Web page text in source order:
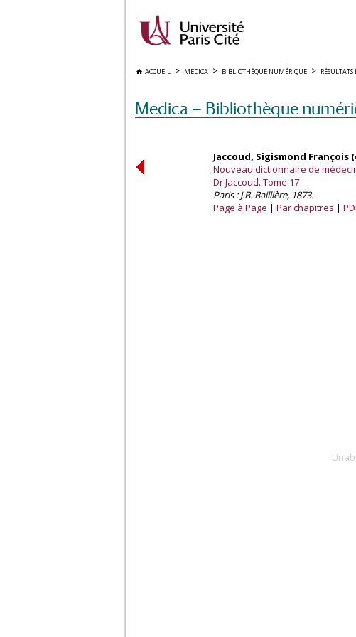
ACCUEIL MEDICA BIBLIOTHÈQUE NUMÉRIQUE RÉSULTATS
Medica — Bibliothèque
Jaccoud, Sigismond François
Nouveau dictionnaire de
Dr Jaccoud. Tome 17
Paris : J.B. Baillière, 1873.
Page à Page
Par chapitres